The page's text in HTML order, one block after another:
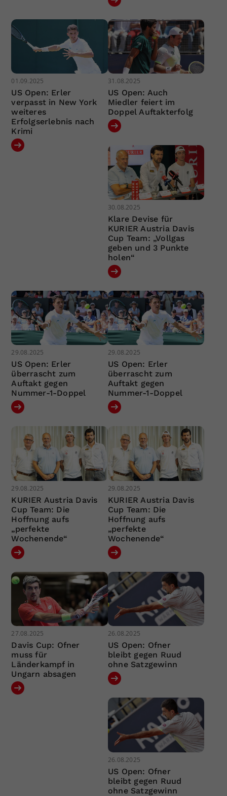
01.09.2025
US Open: Erler
verpasst in New York
weiteres
Erfolgserlebnis nach
Krimi
31.08.2025
US Open: Auch
Miedler feiert im
Doppel Auftakterfolg
30.08.2025
Klare Devise für
KURIER Austria Davis
Cup Team: „Vollgas
geben und 3 Punkte
holen“
29.08.2025
US Open: Erler
überrascht zum
Auftakt gegen
Nummer-1-Doppel
29.08.2025
US Open: Erler
überrascht zum
Auftakt gegen
Nummer-1-Doppel
29.08.2025
KURIER Austria Davis
Cup Team: Die
Hoffnung aufs
„perfekte
Wochenende“
29.08.2025
KURIER Austria Davis
Cup Team: Die
Hoffnung aufs
„perfekte
Wochenende“
27.08.2025
Davis Cup: Ofner
muss für
Länderkampf in
Ungarn absagen
26.08.2025
US Open: Ofner
bleibt gegen Ruud
ohne Satzgewinn
26.08.2025
US Open: Ofner
bleibt gegen Ruud
ohne Satzgewinn